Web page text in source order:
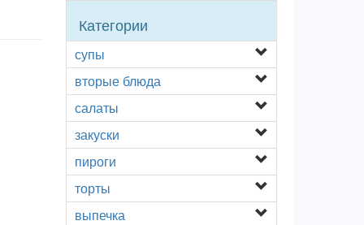
Категории
супы
вторые блюда
салаты
закуски
пироги
торты
выпечка